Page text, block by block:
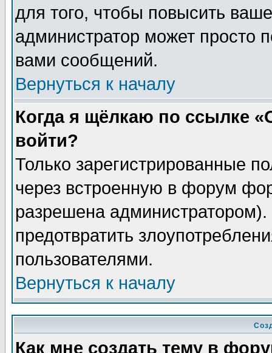
для того, чтобы повысить
администратор может просто
вами сообщений.
Вернуться к началу
Когда я щёлкаю по ссылке
войти?
Только зарегистрированные
через встроенную в форум
разрешена
предотвратить
пользователями.
Вернуться к началу
Как мне создать тему в